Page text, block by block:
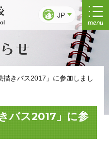
JP
menu
せ
描きバス2017」に参加しまし
バス2017」に参